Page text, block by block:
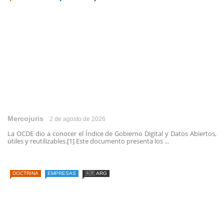
Mercojuris 2 de agosto de 2026
La OCDE dio a conocer el Índice de Gobierno Digital y Datos Abiertos,
útiles y reutilizables.[1] Este documento presenta los ...
DOCTRINA EMPRESAS 🇦🇷 ARG